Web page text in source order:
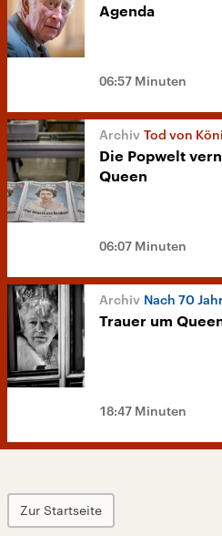
Agenda
06:57 Minuten
Tod von
Die Popwelt
Queen
06:07 Minuten
Nach 70
Trauer um
18:47 Minuten
Zur Startseite